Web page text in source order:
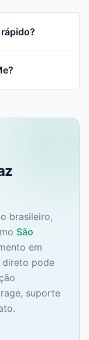
brasileiro,
São
em
direto pode
suporte